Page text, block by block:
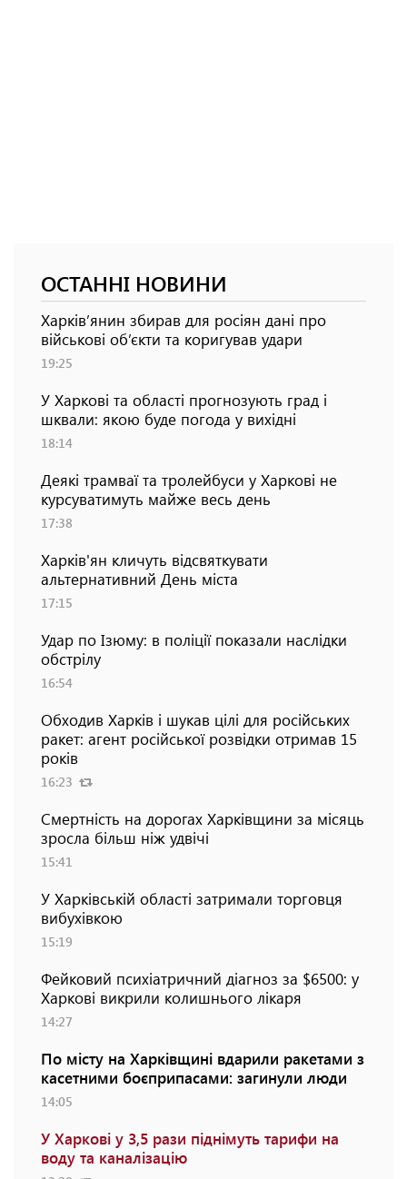
ОСТАННІ НОВИНИ
Харків’янин збирав для росіян дані про
військові об’єкти та коригував удари
19:25
У Харкові та області прогнозують град і
шквали: якою буде погода у вихідні
18:14
Деякі трамваї та тролейбуси у Харкові не
курсуватимуть майже весь день
17:38
Харків'ян кличуть відсвяткувати
альтернативний День міста
17:15
Удар по Ізюму: в поліції показали наслідки
обстрілу
16:54
Обходив Харків і шукав цілі для російських
ракет: агент російської розвідки отримав 15
років
16:23
Смертність на дорогах Харківщини за місяць
зросла більш ніж удвічі
15:41
У Харківській області затримали торговця
вибухівкою
15:19
Фейковий психіатричний діагноз за $6500: у
Харкові викрили колишнього лікаря
14:27
По місту на Харківщині вдарили ракетами з
касетними боєприпасами: загинули люди
14:05
У Харкові у 3,5 рази піднімуть тарифи на
воду та каналізацію